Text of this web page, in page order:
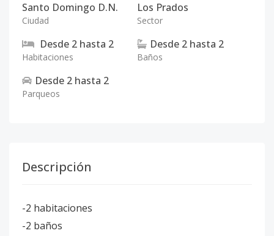
Santo Domingo D.N.
Ciudad
Los Prados
Sector
Desde 2 hasta 2
Habitaciones
Desde 2 hasta 2
Baños
Desde 2 hasta 2
Parqueos
Descripción
-2 habitaciones
-2 baños